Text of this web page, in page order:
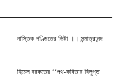
নাস্তিক পণ্ডিতের ভিটা ।। সন্মাত্রানন্দ
হিমেল বরকতের ‘‘পথ-কবিতার বিলুপ্ত